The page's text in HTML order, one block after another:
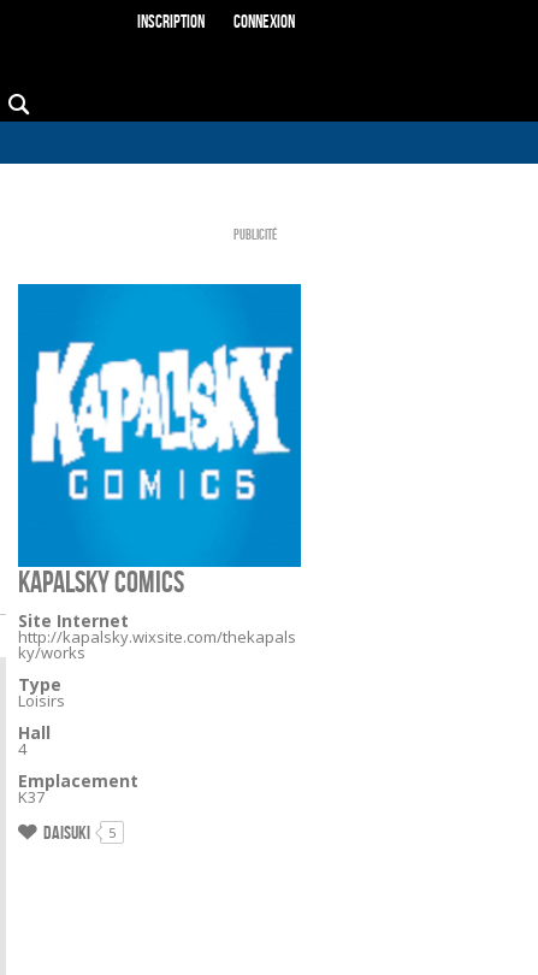
Inscription Connexion
Publicité
KAPALSKY COMICS
Site Internet
http://kapalsky.wixsite.com/thekapals
ky/works
Type
Loisirs
Hall
4
Emplacement
K37
Daisuki 5